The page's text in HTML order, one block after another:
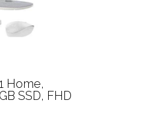
Home,
SSD, FHD